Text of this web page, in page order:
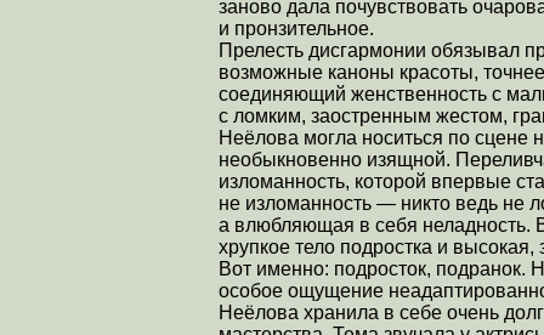
заново дала почувствовать
и пронзительное.
Прелесть дисгармонии обязывал
возможные каноны красоты,
соединяющий женственность с
с ломким, заостренным жестом,
Неёлова могла носиться по сцене
необыкновенно изящной.
изломанность, которой впервые
не изломанность — никто ведь не
а влюбляющая в себя неладность.
хрупкое тело подростка и высокая,
Вот именно: подросток, подранок.
особое ощущение
Неёлова хранила в себе очень